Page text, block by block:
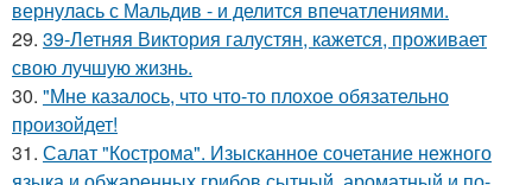
вернулась с Мальдив - и делится впечатлениями.
29. 39-Летняя Виктория галустян, кажется, проживает
свою лучшую жизнь.
30. "Мне казалось, что что-то плохое обязательно
произойдет!
31. Салат "Кострома". Изысканное сочетание нежного